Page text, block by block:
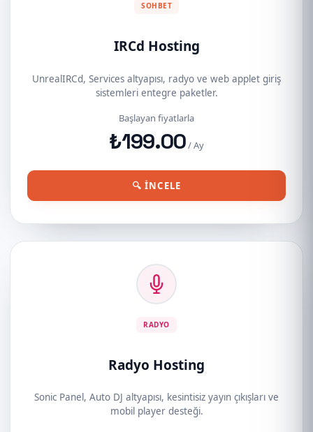
SOHBET
IRCd Hosting
UnrealIRCd, Services altyapısı, radyo ve web applet giriş
sistemleri entegre paketler.
Başlayan fiyatlarla
₺199.00/ Ay
🔍 İNCELE
RADYO
Radyo Hosting
Sonic Panel, Auto DJ altyapısı, kesintisiz yayın çıkışları ve
mobil player desteği.